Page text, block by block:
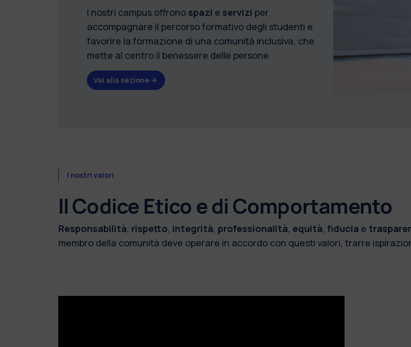
I nostri campus offrono spazi e servizi per
accompagnare il percorso formativo degli studenti e
favorire la formazione di una comunità inclusiva, che
mette al centro il benessere delle persone
Vai alla sezione
I nostri valori
Il Codice Etico e di Comportamento
Responsabilità, rispetto, integrità, professionalità, equità, fiducia e
membro della comunità deve operare in accordo con questi valori, trarre